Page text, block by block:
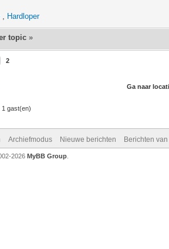
, Hardloper
topic »
2
Ga naar
1 gast(en)
Archiefmodus Nieuwe berichten Berichten
2026 MyBB Group